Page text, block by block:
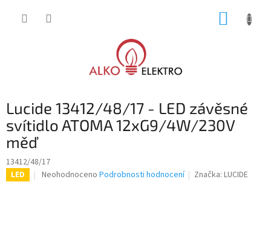
Lucide 13412/48/17 - LED závěsné
svítidlo ATOMA 12xG9/4W/230V
měď
13412/48/17
LED
Průměrné
Neohodnoceno Podrobnosti hodnocení Značka:LUCIDE